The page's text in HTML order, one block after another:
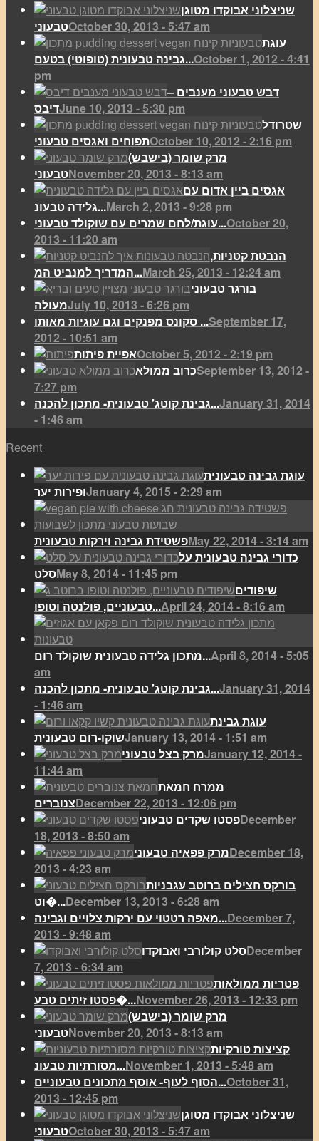
שניצלוני אבוקדו מטוגן
טבעוניOctober 30, 2013 - 5:47 am
עוגת
גבינה טבעונית (טופוטי) בטעם...October 1, 2012 - 4:41
pm
דבש טבעוני מענבים –
דיבסJune 10, 2013 - 5:30 pm
שטרודל
תפוחים ואגסים טבעוניOctober 10, 2012 - 2:16 pm
מרק שומר (בישבש)
טבעוניNovember 20, 2013 - 8:13 am
אגסים ביין אדום עם
גלידה טבעונ...March 2, 2013 - 9:28 pm
עוגת/לחם שמרים עם שוקולד טבעוני...October 20,
2013 - 11:20 am
הנבטת קטניות,
המדריך למנביט המ...March 25, 2013 - 12:24 am
בורגר טבעוני
מעולהJuly 10, 2013 - 6:26 pm
סקונס מפנקים וגם עוגיות מאותו ...September 17,
2012 - 10:51 am
אפיית פיתותOctober 5, 2012 - 2:19 pm
כרוב ממולאSeptember 13, 2012 -
7:27 pm
גבינת קוטג’ טבעונית- מתכון להכנה...January 31, 2014
- 1:46 am
Recent
עוגת גבינה טבעונית
ופירות יערJanuary 4, 2015 - 2:29 am
פשטידת גבינה וירקות טבעוניתMay 22, 2014 - 3:14 am
כדורי גבינה טבעונית על
סלטMay 8, 2014 - 11:45 pm
שיפודים
טבעוניים, פולנטה וטופו...April 24, 2014 - 8:16 am
מתכון גלידה טבעונית שוקולד רום...April 8, 2014 - 5:05
am
גבינת קוטג’ טבעונית- מתכון להכנה...January 31, 2014
- 1:46 am
עוגת גבינת
שוקו-רום טבעוניתJanuary 13, 2014 - 1:51 am
מרק בצל טבעוניJanuary 12, 2014 -
11:44 am
ממרח חמאת
צנובריםDecember 22, 2013 - 12:06 pm
פסטו שקדים טבעוניDecember
18, 2013 - 8:50 am
מרק פפאיה טבעוניDecember 18,
2013 - 4:23 am
בורקס חצילים ברוטב עגבניות
וט�...December 13, 2013 - 6:28 am
מאפה רטטוי עם ירקות צלויים וגבינה...December 7,
2013 - 9:48 am
סלט קולורבי ואבוקדוDecember
7, 2013 - 6:34 am
פטריות ממולאות
פסטו זיתים טבע�...November 26, 2013 - 12:33 pm
מרק שומר (בישבש)
טבעוניNovember 20, 2013 - 8:13 am
קציצות טורקיות
מסורתיות טבעונ...November 1, 2013 - 5:48 am
הסוף לעוף- אוסף מתכונים טבעוניים...October 31,
2013 - 12:45 pm
שניצלוני אבוקדו מטוגן
טבעוניOctober 30, 2013 - 5:47 am